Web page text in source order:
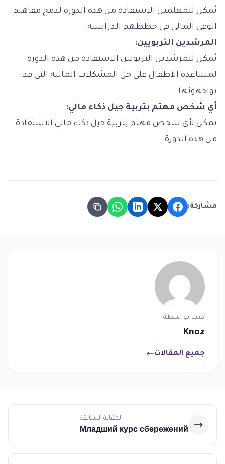
يُمكن للمعلمين الاستفادة من هذه الدورة لدمج مفاهيم
الوعي المالي في خططهم الدراسية.
المرشدين التربويين:
يُمكن للمرشدين التربويين الاستفادة من هذه الدورة
لمساعدة الأطفال على حل المشكلات المالية التي قد
يواجهونها.
أي شخص مهتم بتربية جيل ذكاء مالي:
يمكن لأي شخص مهتم بتربية جيل ذكاء مالي الاستفادة
من هذه الدورة.
مشاركة:
كتب بواسطة
Knoz
جميع المقالات
المقالة السابقة
Младший курс сбережений